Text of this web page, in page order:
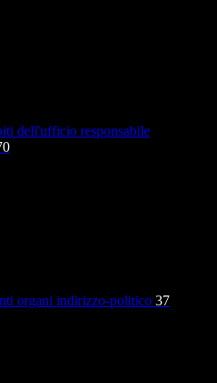
dell'ufficio responsabile
organi indirizzo-politico 37